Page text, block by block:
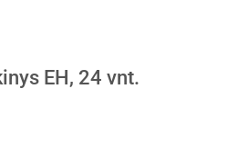
EH, 24 vnt.